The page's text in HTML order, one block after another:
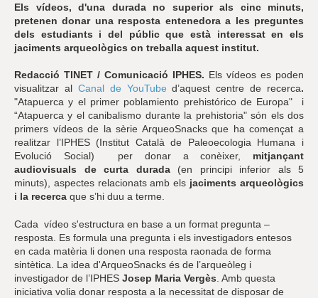
Els vídeos, d'una durada no superior als cinc minuts,
pretenen donar una resposta entenedora a les preguntes
dels estudiants i del públic que està interessat en els
jaciments arqueològics on treballa aquest institut.
Redacció TINET / Comunicació IPHES. Els vídeos es poden
visualitzar alCanal de YouTube d’aquest centre de recerca.
"Atapuerca y el primer poblamiento prehistórico de Europa" i
“Atapuerca y el canibalismo durante la prehistoria" són els dos
primers vídeos de la sèrie ArqueoSnacks que ha començat a
realitzar l’IPHES (Institut Català de Paleoecologia Humana i
Evolució Social) per donar a conèixer, mitjançant
audiovisuals de curta durada(en principi inferior als 5
minuts), aspectes relacionats amb els jaciments arqueològics
i la recerca que s’hi duu a terme.
Cada vídeo s'estructura en base a un format pregunta –
resposta. Es formula una pregunta i els investigadors entesos
en cada matèria li donen una resposta raonada de forma
sintètica. La idea d'ArqueoSnacks és de l’arqueòleg i
investigador de l’IPHES Josep Maria Vergès . Amb questa
iniciativa volia donar resposta a la necessitat de disposar de